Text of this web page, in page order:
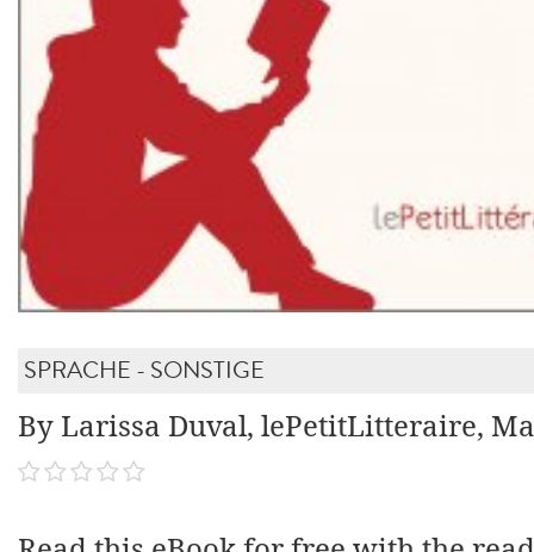
SPRACHE - SONSTIGE
By Larissa Duval, lePetitLitteraire,